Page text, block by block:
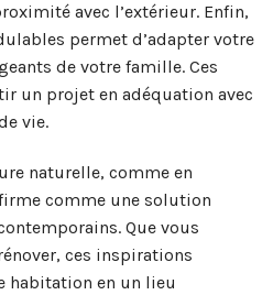
avec l’extérieur. Enfin,
permet d’adapter votre
de votre famille. Ces
un projet en adéquation avec
vie.
naturelle, comme en
comme une solution
Que vous
ces inspirations
habitation en un lieu